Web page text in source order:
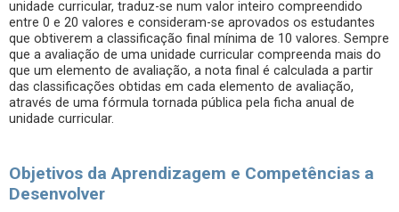
unidade curricular, traduz-se num valor inteiro compreendido
entre 0 e 20 valores e consideram-se aprovados os estudantes
que obtiverem a classificação final mínima de 10 valores. Sempre
que a avaliação de uma unidade curricular compreenda mais do
que um elemento de avaliação, a nota final é calculada a partir
das classificações obtidas em cada elemento de avaliação,
através de uma fórmula tornada pública pela ficha anual de
unidade curricular.
Objetivos da Aprendizagem e Competências a
Desenvolver